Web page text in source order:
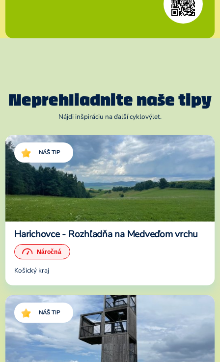
Neprehliadnite naše tipy
Nájdi inšpiráciu na ďalší cyklovýlet.
NÁŠ TIP
Harichovce - Rozhľadňa na Medveďom vrchu
Košický kraj
NÁŠ TIP